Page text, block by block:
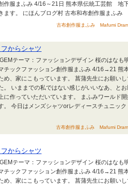
作服まふみ 4/16～21日 熊本県伝統工芸館 地
ます。 にほんブログ村 古布和布創作服まふみ
古布創作服まふみ Mafumi
からシャツ
テーマ：ファッションデザイン 桜のはなも
チックファッション創作服まふみ 4/16→21
め、家にこもっています。 菖蒲先生にお願い
。 いままでの私ではない感じがいいなあ、と
に作っていただいています。 まふみワールド
。 今日はメンズシャツorレディースチュニッ
古布創作服まふみ Mafumi
からシャツ
テーマ：ファッションデザイン 桜のはなも
チックファッション創作服まふみ 4/16→21
め、家にこもっています。 菖蒲先生にお願い